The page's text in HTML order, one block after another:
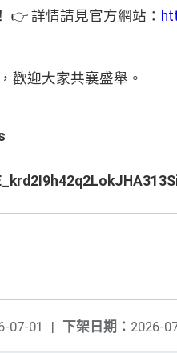
👉 詳情請見官方網站：
歡迎大家共襄盛舉。
下架日期： 2026-
07-01 |